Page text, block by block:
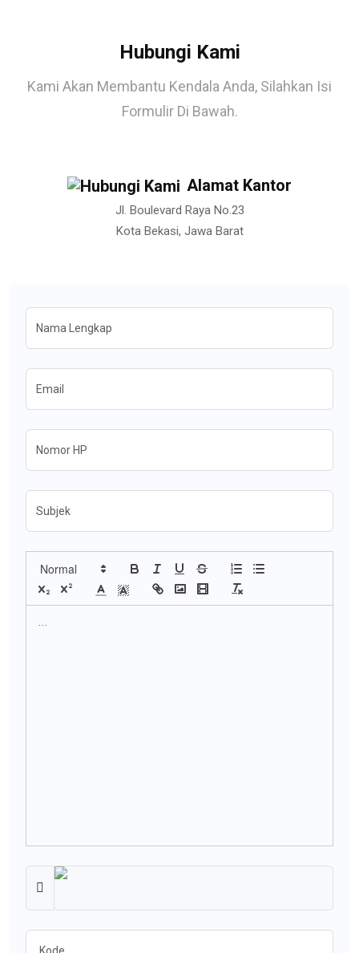
Hubungi Kami
Kami Akan Membantu Kendala Anda, Silahkan Isi
Formulir Di Bawah.
Alamat Kantor
Jl. Boulevard Raya No.23
Kota Bekasi, Jawa Barat